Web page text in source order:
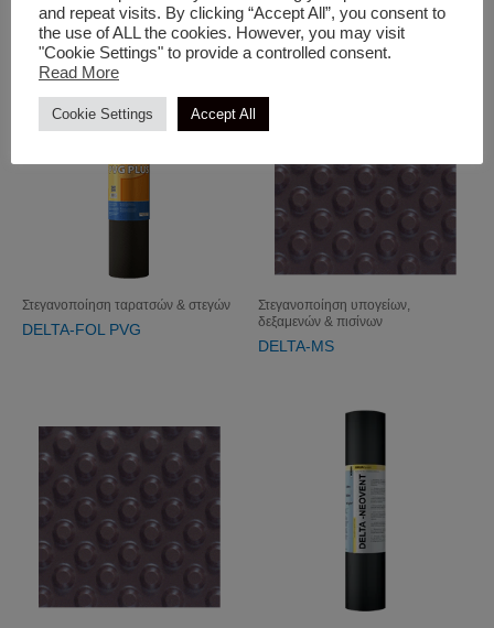
DELTA-FLORAXX TOP
Στεγανοποίηση ταρατσών & στεγών
DELTA-FOL PVG
Στεγανοποίηση υπογείων,
δεξαμενών & πισίνων
DELTA-MS
and repeat visits. By clicking “Accept All”, you consent to
the use of ALL the cookies. However, you may visit
"Cookie Settings" to provide a controlled consent.
Read More
Cookie Settings Accept All